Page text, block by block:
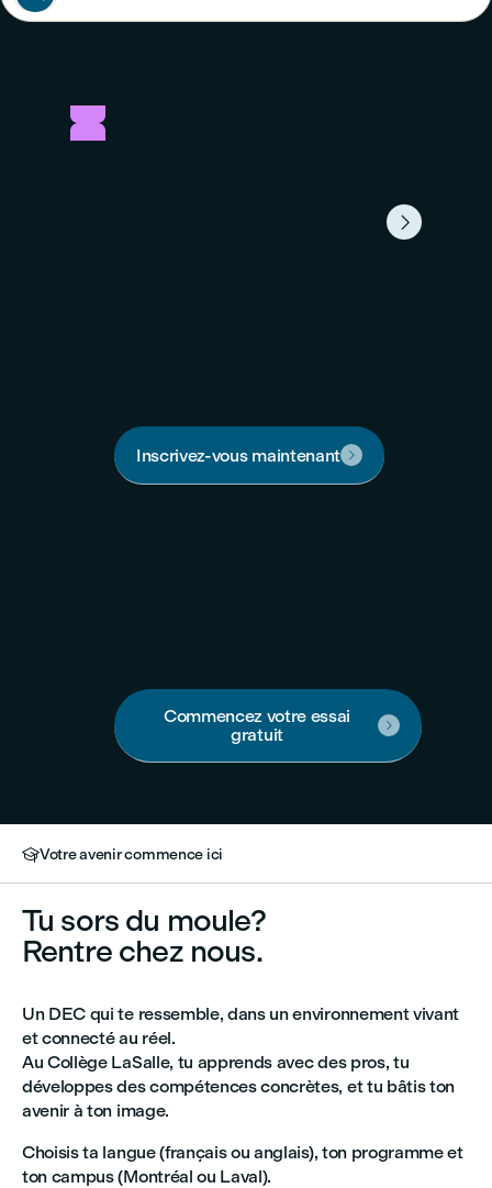

Inscrivez-vous maintenant 
Commencez votre essai
gratuit

Votre avenir commence ici
Tu sors du moule?
Rentre chez nous.
Un DEC qui te ressemble, dans un environnement vivant
et connecté au réel.
Au Collège LaSalle, tu apprends avec des pros, tu
développes des compétences concrètes, et tu bâtis ton
avenir à ton image.
Choisis ta langue (français ou anglais), ton programme et
ton campus (Montréal ou Laval).